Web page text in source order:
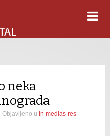
neka
Objavljeno u In medias res